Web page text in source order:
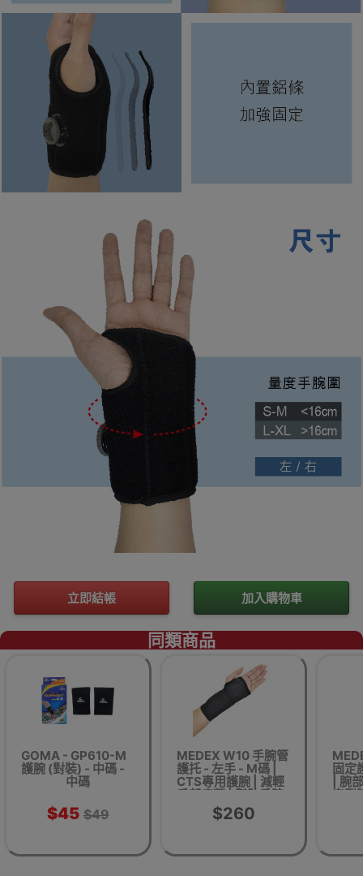
立即結帳 加入購物車
同類商品
GOMA - GP610-M
護腕 (對裝) - 中碼 -
中碼
$45 $49
MEDEX W10 手腕管
護托 - 左手 - M碼 |
CTS專用護腕 | 減輕
手部疲勞 | 幫助手腕
康復 | 香港行貨
$260
固定
| 腕
定型